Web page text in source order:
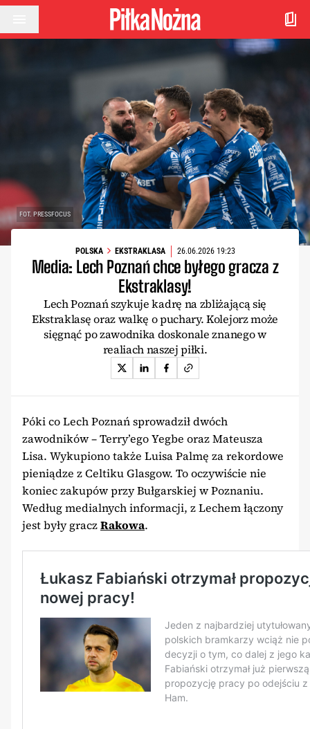
Przejdź do treści
FOT. PRESSFOCUS
POLSKA EKSTRAKLASA 26.06.2026 19:23
Media: Lech Poznań chce byłego gracza z
Ekstraklasy!
Lech Poznań szykuje kadrę na zbliżającą się
Ekstraklasę oraz walkę o puchary. Kolejorz może
sięgnąć po zawodnika doskonale znanego w
realiach naszej piłki.
Póki co Lech Poznań sprowadził dwóch
zawodników – Terry’ego Yegbe oraz Mateusza
Lisa. Wykupiono także Luisa Palmę za rekordowe
pieniądze z Celtiku Glasgow. To oczywiście nie
koniec zakupów przy Bułgarskiej w Poznaniu.
Według medialnych informacji, z Lechem łączony
jest były graczRakowa.